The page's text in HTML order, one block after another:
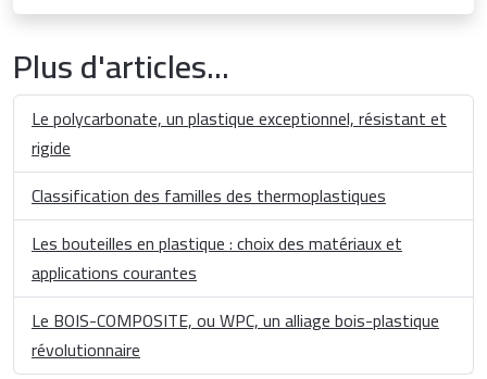
Plus d'articles...
Le polycarbonate, un plastique exceptionnel, résistant et
rigide
Classification des familles des thermoplastiques
Les bouteilles en plastique : choix des matériaux et
applications courantes
Le BOIS-COMPOSITE, ou WPC, un alliage bois-plastique
révolutionnaire